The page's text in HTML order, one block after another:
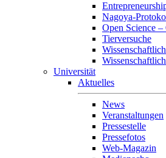
Nagoya-
Open Science –
Tierversuche
Universität
Aktuelles
News
Veranstaltungen
Pressestelle
Pressefotos
Web-Magazin